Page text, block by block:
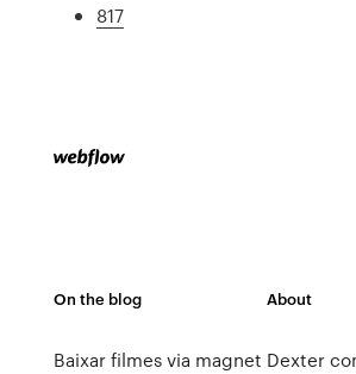
817
On the blog
Baixar filmes via magnet
About
Dexter